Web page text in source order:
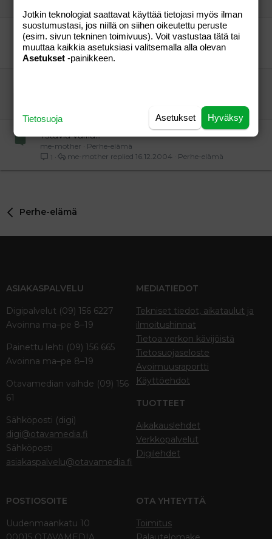
Meili ystäviä ja muutenkin
pikkumamma
Perhe-elämä
0
pikkumamma
Perhe-elämä
Ystäviä vailla...
me-mother
Perhe-elämä
1
Perhe-elämä
16.12.2004
me-mother
Perhe-elämä
ASIAKASPALVELU
Digipalvelut (09) 156 6227
Avoinna ma–pe 8–19
Painettu lehti (09) 156 665
Avoinna ma–pe 8–19
Otavamedian vaihde (09) 156
61
Sähköposti (digi)
digi@otavamedia.fi
Sähköposti
asiakaspalvelu@otavamedia.fi
MEDIATIEDOT
Tekniset tiedot, aikataulut ja
ilmoitushinnat
Tietoa verkon kävijöistä
Tietosuojaseloste
Avoimuusraportti
Käyttöehdot
TUOTTEET
Aikakauslehdet
Verkkopalvelut
Digilehdet
POSTIOSOITE
Uudenmaankatu 10
OTA YHTEYTTÄ
Toimitus
Jotkin teknologiat saattavat käyttää tietojasi myös ilman
suostumustasi, jos niillä on siihen oikeutettu peruste
(esim. sivun tekninen toimivuus). Voit vastustaa tätä tai
muuttaa kaikkia asetuksiasi valitsemalla alla olevan
Asetukset -painikkeen.
Hyväksy
Asetukset
Tietosuoja